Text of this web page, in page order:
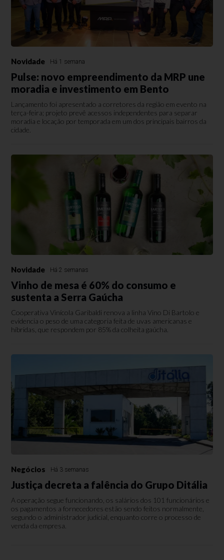
Novidade Há 1 semana
Pulse: novo empreendimento da MRP une
moradia e investimento em Bento
Lançamento foi apresentado a corretores da região em evento na
terça-feira; projeto prevê acessos independentes para separar
moradia e locação por temporada em um dos principais bairros da
cidade.
Novidade Há 2 semanas
Vinho de mesa é 60% do consumo e
sustenta a Serra Gaúcha
Cooperativa Vinícola Garibaldi renova a linha Vino Di Bartolo e
evidencia o peso de uma categoria feita de uvas americanas e
híbridas, que respondem por 85% da colheita gaúcha.
Negócios Há 3 semanas
Justiça decreta a falência do Grupo Ditália
A operação segue funcionando, os salários dos 101 funcionários e
os pagamentos a fornecedores estão sendo feitos normalmente,
segundo o administrador judicial, enquanto corre o processo de
venda da empresa.